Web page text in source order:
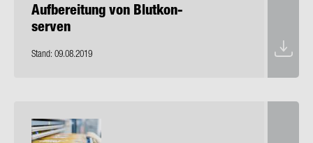
Auf­be­rei­tung von Blut­kon­
ser­ven
Stand: 09.08.2019